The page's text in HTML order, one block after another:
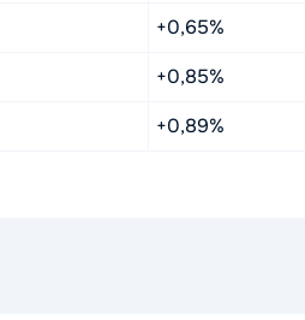
+0,65%
+0,85%
+0,89%